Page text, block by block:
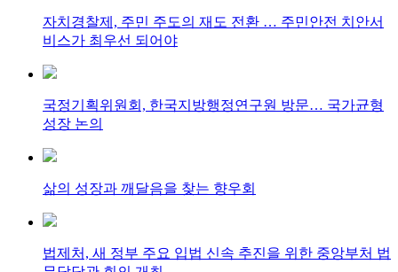
자치경찰제, 주민 주도의 재도 전환 … 주민안전 치안서
비스가 최우선 되어야
국정기획위원회, 한국지방행정연구원 방문… 국가균형
성장 논의
삶의 성장과 깨달음을 찾는 향우회
법제처, 새 정부 주요 입법 신속 추진을 위한 중앙부처 법